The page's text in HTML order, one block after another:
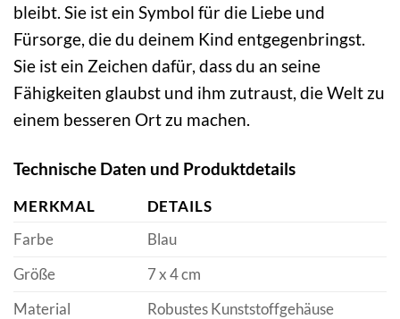
bleibt. Sie ist ein Symbol für die Liebe und
Fürsorge, die du deinem Kind entgegenbringst.
Sie ist ein Zeichen dafür, dass du an seine
Fähigkeiten glaubst und ihm zutraust, die Welt zu
einem besseren Ort zu machen.
Technische Daten und Produktdetails
MERKMAL
DETAILS
Farbe
Blau
Größe
7 x 4 cm
Material
Robustes Kunststoffgehäuse